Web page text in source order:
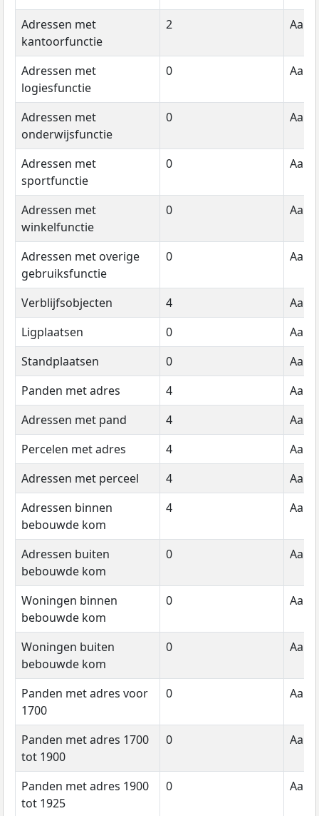
Adressen met
kantoorfunctie
2
Adressen met
logiesfunctie
0
Adressen met
onderwijsfunctie
0
Adressen met
sportfunctie
0
Adressen met
winkelfunctie
0
Adressen met overige
gebruiksfunctie
0
Verblijfsobjecten 4
Ligplaatsen
0
Standplaatsen
0
Panden met adres
4
Adressen met pand
4
Percelen met adres
4
Adressen met perceel
4
Adressen binnen
bebouwde kom
4
Adressen buiten
bebouwde kom
0
Woningen binnen
bebouwde kom
0
Woningen buiten
bebouwde kom
0
Panden met adres voor
1700
0
Panden met adres 1700
tot 1900
0
Panden met adres 1900
tot 1925
0